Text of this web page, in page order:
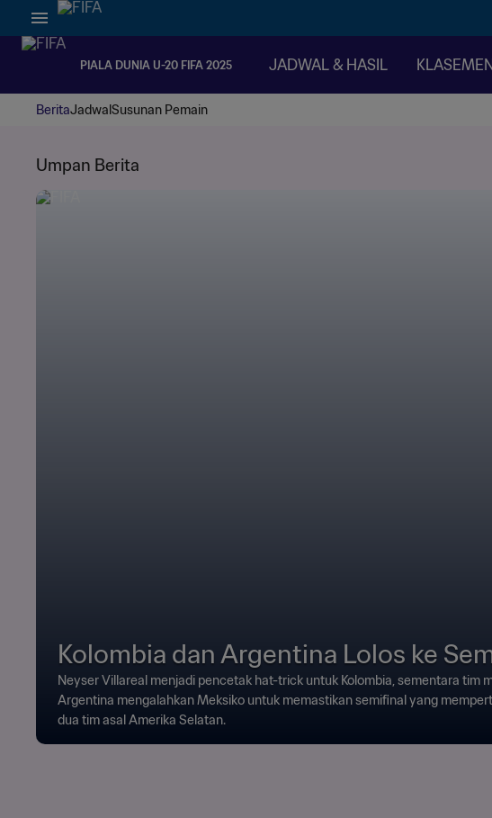
PIALA DUNIA U-20 FIFA 2025 JADWAL & HASIL KLASEMEN
BeritaJadwalSusunan Pemain
Umpan Berita
Kolombia dan Argentina Lolos ke
Neyser Villareal menjadi pencetak hat-trick untuk Kolombia, sementara tim
Argentina mengalahkan Meksiko untuk memastikan semifinal yang
dua tim asal Amerika Selatan.